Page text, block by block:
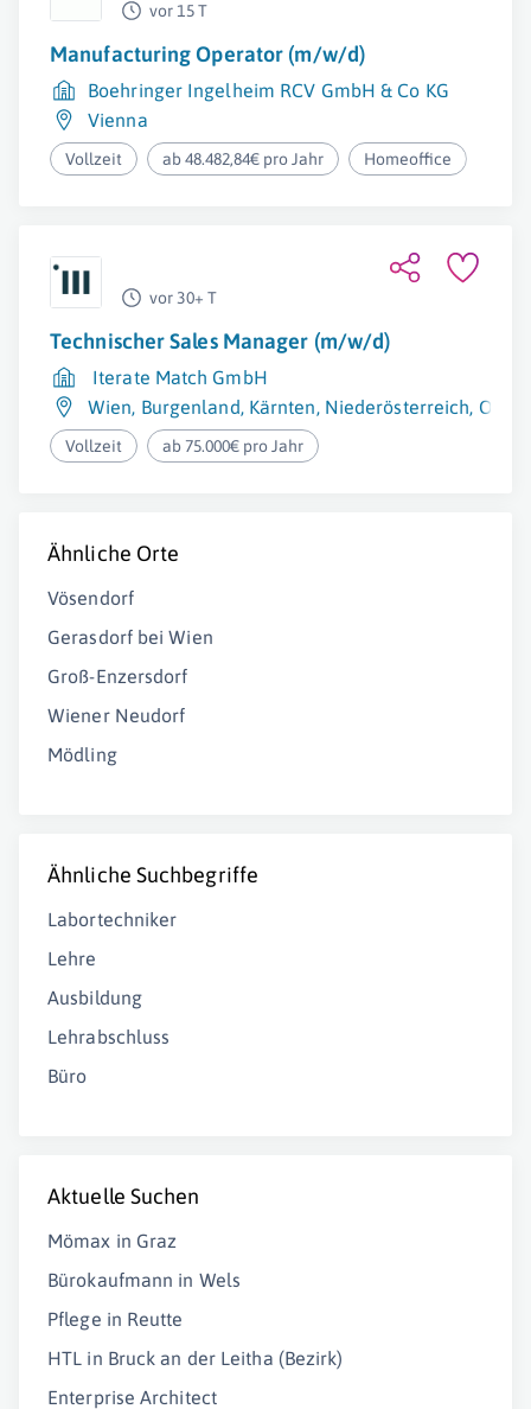
vor 15 T
Manufacturing Operator (m/w/d)
Boehringer Ingelheim RCV GmbH & Co KG
Vienna
Vollzeit ab 48.482,84€ pro Jahr Homeoffice
vor 30+ T
Technischer Sales Manager (m/w/d)
Iterate Match GmbH
Wien, Burgenland, Kärnten, Niederösterreich,
Vollzeit ab 75.000€ pro Jahr
Ähnliche Orte
Vösendorf
Gerasdorf bei Wien
Groß-Enzersdorf
Wiener Neudorf
Mödling
Ähnliche Suchbegriffe
Labortechniker
Lehre
Ausbildung
Lehrabschluss
Büro
Aktuelle Suchen
Mömax in Graz
Bürokaufmann in Wels
Pflege in Reutte
HTL in Bruck an der Leitha (Bezirk)
Enterprise Architect